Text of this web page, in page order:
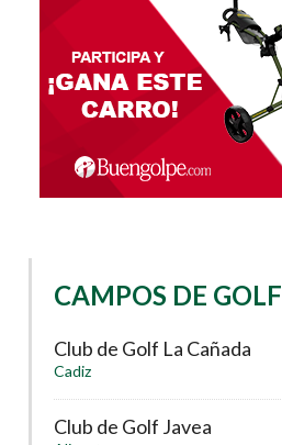
CAMPOS DE GOLF
Club de Golf La Cañada
Cadiz
Club de Golf Javea